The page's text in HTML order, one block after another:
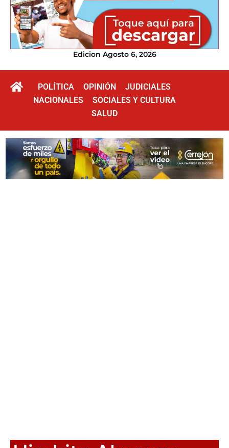
Edicion Agosto 6, 2026
POLÍTICA OPINIÓN
JUDICIALES
NACIONALES
SOCIALES Y CULTURA
SALUD